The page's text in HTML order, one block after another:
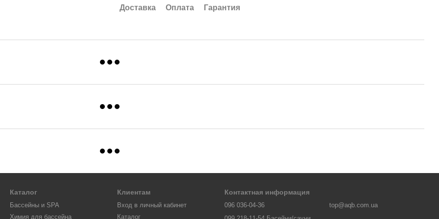
Доставка Оплата Гарантия
Каталог
Бассейны и SPA
Химия для бассейна
Клиентам
Вход в личный кабинет
Каталог
Контактная информация
096 036-04-36
top@aqb.com.ua